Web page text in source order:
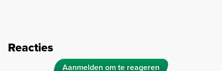
Reacties
Aanmelden om te reageren